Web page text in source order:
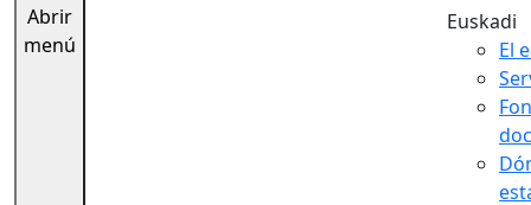
Abrir
menú
Euskadi
El